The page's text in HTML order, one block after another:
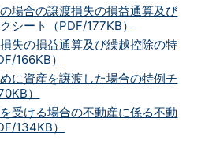
場合の譲渡損失の損益通算及び
シート（PDF/177KB）
失の損益通算及び繰越控除の特
166KB）
に資産を譲渡した場合の特例チ
）
受ける場合の不動産に係る不動
134KB）